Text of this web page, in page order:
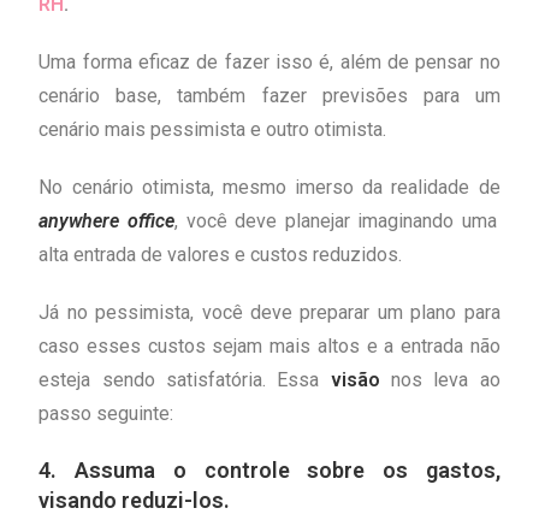
Uma forma eficaz de fazer isso é, além de pensar no
cenário base, também fazer previsões para um
cenário mais pessimista e outro otimista.
No cenário otimista, mesmo imerso da realidade de
anywhere office, você deve planejar imaginando uma
alta entrada de valores e custos reduzidos.
Já no pessimista, você deve preparar um plano para
caso esses custos sejam mais altos e a entrada não
esteja sendo satisfatória. Essa visão nos leva ao
passo seguinte:
4. Assuma o controle sobre os gastos,
visando reduzi-los.